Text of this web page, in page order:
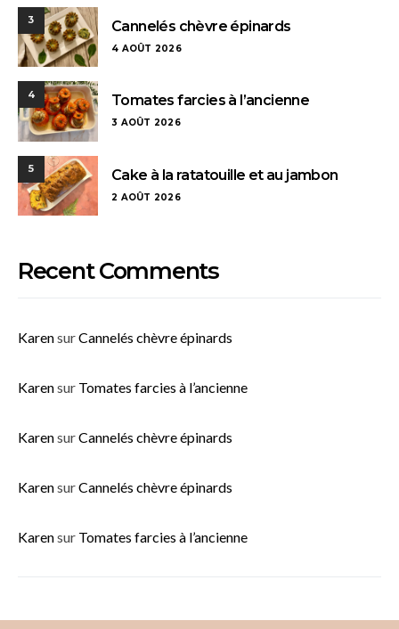
3 Cannelés chèvre épinards
4 AOÛT 2026
4 Tomates farcies à l’ancienne
3 AOÛT 2026
5 Cake à la ratatouille et au jambon
2 AOÛT 2026
Recent Comments
KarensurCannelés chèvre épinards
Karensur Tomates farcies à l’ancienne
KarensurCannelés chèvre épinards
KarensurCannelés chèvre épinards
Karensur Tomates farcies à l’ancienne